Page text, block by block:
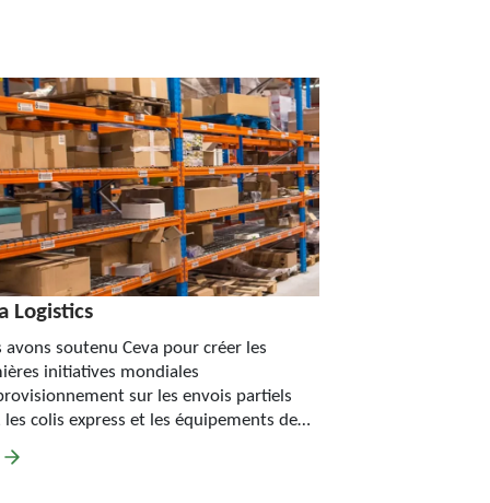
Logistics
avons soutenu Ceva pour créer les
initiatives mondiales
sur les envois partiels
les colis express et les équipements de